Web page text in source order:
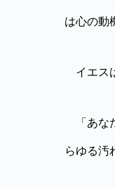
は心の動
イエス
「あな
らゆる汚